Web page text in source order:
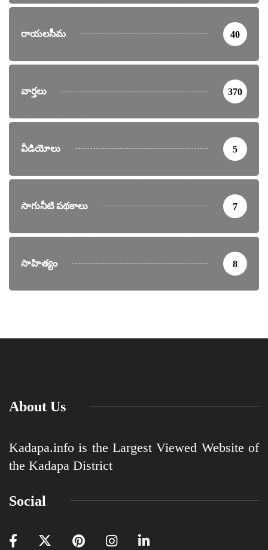
రాయలసీమ 40
వార్తలు 370
వీడియోలు 5
సాగునీటి పథకాలు 7
సాహిత్యం 8
About Us
Kadapa.info is the Largest Viewed Website of
the Kadapa District
Social